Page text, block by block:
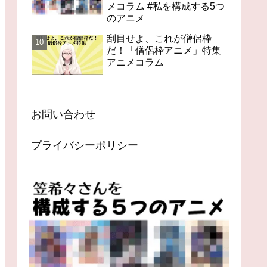
メコラム #私を構成する5つ
のアニメ
刮目せよ、これが僧侶枠
だ！「僧侶枠アニメ」特集
アニメコラム
お問い合わせ
プライバシーポリシー